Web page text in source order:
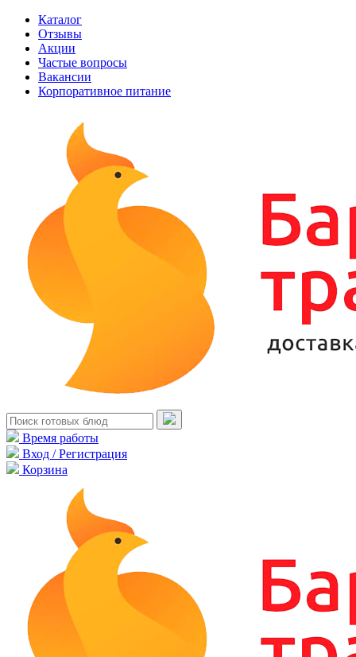
Каталог
Отзывы
Акции
Частые вопросы
Вакансии
Корпоративное питание
Время работы
Вход / Регистрация
Корзина